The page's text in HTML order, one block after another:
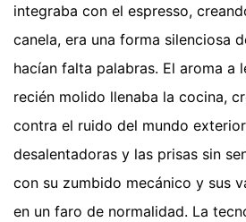
integraba con el espresso,
canela, era una forma silenciosa
hacían falta palabras. El aroma a
recién molido llenaba la cocina,
contra el ruido del mundo
desalentadoras y las prisas sin
con su zumbido mecánico y sus
en un faro de normalidad. La